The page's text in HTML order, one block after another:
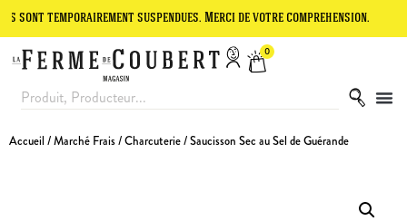
suspendues. Merci de votre compréhension. Le site
0
Accueil /Marché Frais/Charcuterie/ Saucisson Sec au Sel de Guérande